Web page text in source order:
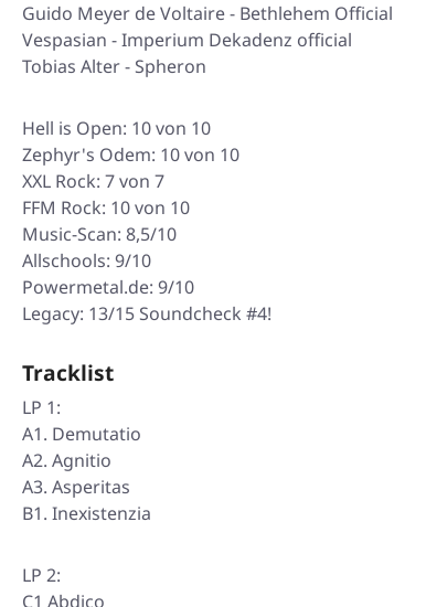
Guido Meyer de Voltaire - Bethlehem Official
Vespasian - Imperium Dekadenz official
Tobias Alter - Spheron
Hell is Open: 10 von 10
Zephyr's Odem: 10 von 10
XXL Rock: 7 von 7
FFM Rock: 10 von 10
Music-Scan: 8,5/10
Allschools: 9/10
Powermetal.de: 9/10
Legacy: 13/15 Soundcheck #4!
Tracklist
LP 1:
A1. Demutatio
A2. Agnitio
A3. Asperitas
B1. Inexistenzia
LP 2:
C1 Abdico